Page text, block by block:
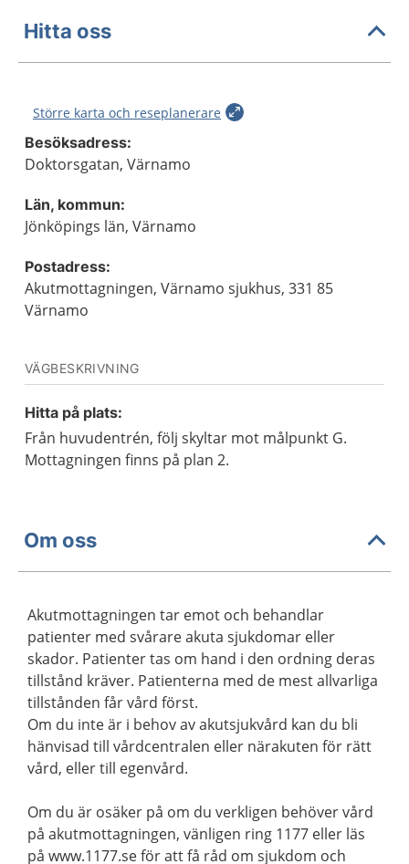
Hitta oss
Större karta och reseplanerare
Besöksadress:
Doktorsgatan, Värnamo
Län, kommun:
Jönköpings län, Värnamo
Postadress:
Akutmottagningen, Värnamo sjukhus, 331 85
Värnamo
VÄGBESKRIVNING
Hitta på plats:
Från huvudentrén, följ skyltar mot målpunkt G.
Mottagningen finns på plan 2.
Om oss
Akutmottagningen tar emot och behandlar
patienter med svårare akuta sjukdomar eller
skador. Patienter tas om hand i den ordning deras
tillstånd kräver. Patienterna med de mest allvarliga
tillstånden får vård först.
Om du inte är i behov av akutsjukvård kan du bli
hänvisad till vårdcentralen eller närakuten för rätt
vård, eller till egenvård.
Om du är osäker på om du verkligen behöver vård
på akutmottagningen, vänligen ring 1177 eller läs
på www.1177.se för att få råd om sjukdom och